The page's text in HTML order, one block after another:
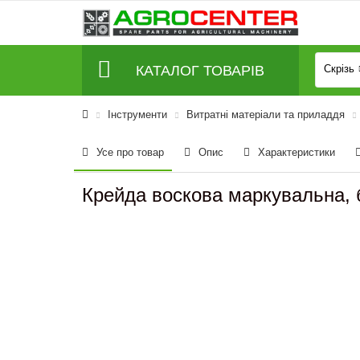
КАТАЛОГ ТОВАРІВ Скрізь
Інструменти Витратні матеріали та приладдя
Усе про товар Опис Характеристики
Крейда воскова маркувальна,